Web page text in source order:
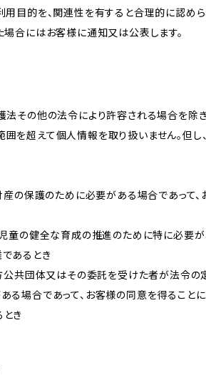
用目的を、関連性を有すると合理的に認め
場合にはお客様に通知又は公表します。
法その他の法令により許容される場合を除き
を超えて個人情報を取り扱いません。但し
産の保護のために必要がある場合であって
童の健全な育成の推進のために特に必要が
あるとき
方公共団体又はその委託を受けた者が法令
る場合であって、お客様の同意を得ること
き